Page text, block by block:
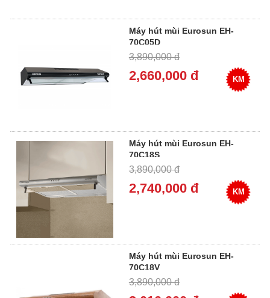
Máy hút mùi Eurosun EH-
70C05D
3,890,000 đ
2,660,000 đ KM
Máy hút mùi Eurosun EH-
70C18S
3,890,000 đ
2,740,000 đ KM
Máy hút mùi Eurosun EH-
70C18V
3,890,000 đ